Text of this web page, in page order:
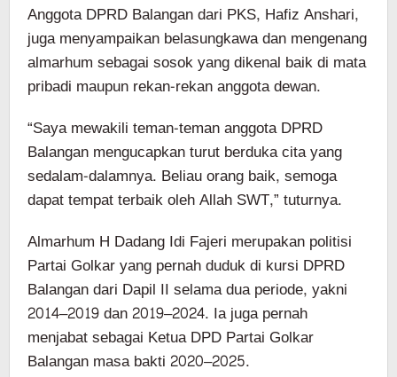
Anggota DPRD Balangan dari PKS, Hafiz Anshari,
juga menyampaikan belasungkawa dan mengenang
almarhum sebagai sosok yang dikenal baik di mata
pribadi maupun rekan-rekan anggota dewan.
“Saya mewakili teman-teman anggota DPRD
Balangan mengucapkan turut berduka cita yang
sedalam-dalamnya. Beliau orang baik, semoga
dapat tempat terbaik oleh Allah SWT,” tuturnya.
Almarhum H Dadang Idi Fajeri merupakan politisi
Partai Golkar yang pernah duduk di kursi DPRD
Balangan dari Dapil II selama dua periode, yakni
2014–2019 dan 2019–2024. Ia juga pernah
menjabat sebagai Ketua DPD Partai Golkar
Balangan masa bakti 2020–2025.